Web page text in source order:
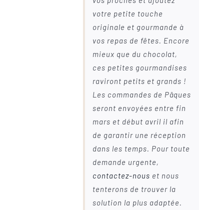
votre petite touche
originale et gourmande à
vos repas de fêtes. Encore
mieux que du chocolat,
ces petites gourmandises
raviront petits et grands !
Les commandes de Pâques
seront envoyées entre fin
mars et début avril il afin
de garantir une réception
dans les temps. Pour toute
demande urgente,
contactez-nous et nous
tenterons de trouver la
solution la plus adaptée.